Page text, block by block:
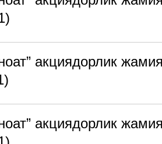
акциядорлик
акциядорлик